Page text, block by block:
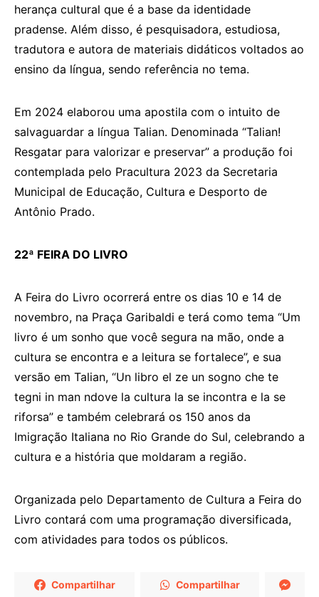
herança cultural que é a base da identidade
pradense. Além disso, é pesquisadora, estudiosa,
tradutora e autora de materiais didáticos voltados ao
ensino da língua, sendo referência no tema.
Em 2024 elaborou uma apostila com o intuito de
salvaguardar a língua Talian. Denominada “Talian!
Resgatar para valorizar e preservar” a produção foi
contemplada pelo Pracultura 2023 da Secretaria
Municipal de Educação, Cultura e Desporto de
Antônio Prado.
22ª FEIRA DO LIVRO
A Feira do Livro ocorrerá entre os dias 10 e 14 de
novembro, na Praça Garibaldi e terá como tema “Um
livro é um sonho que você segura na mão, onde a
cultura se encontra e a leitura se fortalece”, e sua
versão em Talian, “Un libro el ze un sogno che te
tegni in man ndove la cultura la se incontra e la se
riforsa” e também celebrará os 150 anos da
Imigração Italiana no Rio Grande do Sul, celebrando a
cultura e a história que moldaram a região.
Organizada pelo Departamento de Cultura a Feira do
Livro contará com uma programação diversificada,
com atividades para todos os públicos.
Compartilhar Compartilhar